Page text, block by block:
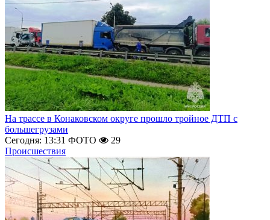
На трассе в Конаковском округе прошло тройное ДТП с
большегрузами
Сегодня: 13:31 ФОТО
29
Происшествия